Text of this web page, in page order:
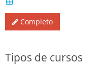
Completo
Tipos de cursos